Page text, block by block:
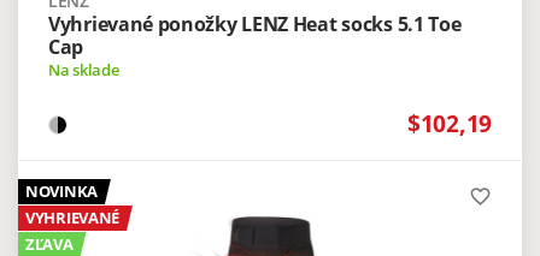
Vyhrievané ponožky LENZ Heat socks 5.1 Toe
Cap
Na sklade
$102,19
NOVINKA
VYHRIEVANÉ
ZĽAVA
favorite_border